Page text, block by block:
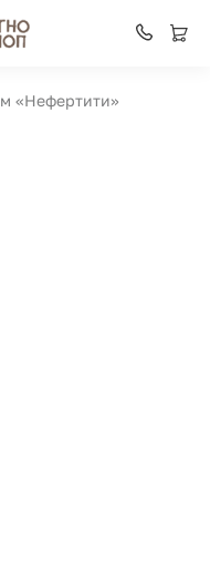
«Нефертити»